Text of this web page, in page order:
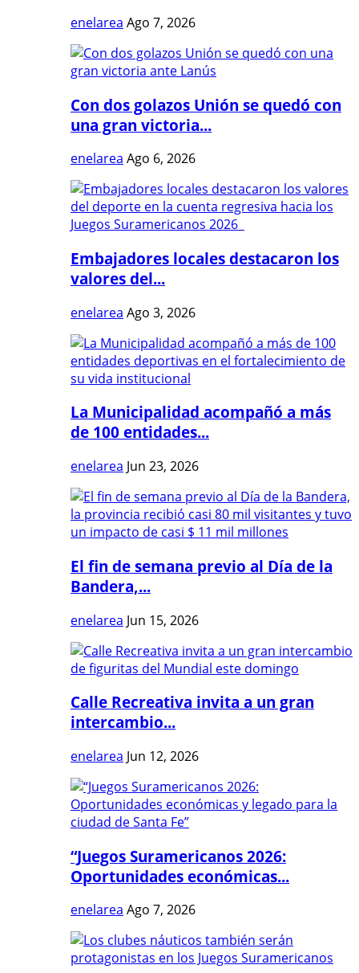
enelarea Ago 7, 2026
Con dos golazos Unión se quedó con
una gran victoria...
enelarea Ago 6, 2026
Embajadores locales destacaron los
valores del...
enelarea Ago 3, 2026
La Municipalidad acompañó a más
de 100 entidades...
enelarea Jun 23, 2026
El fin de semana previo al Día de la
Bandera,...
enelarea Jun 15, 2026
Calle Recreativa invita a un gran
intercambio...
enelarea Jun 12, 2026
“Juegos Suramericanos 2026:
Oportunidades económicas...
enelarea Ago 7, 2026